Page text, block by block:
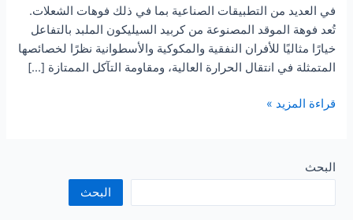
في العديد من التطبيقات الصناعية بما في ذلك فوهات الشعلات.
تُعد فوهة الموقد المصنوعة من كربيد السيليكون الملبد بالتفاعل
خيارًا مثاليًا للأفران النفقية والمكوكية والأسطوانية نظرًا لخصائصها
المتمثلة في انتقال الحرارة العالية، ومقاومة التآكل الممتازة [...]
مزايا
المصنوعة
من
قراءة المزيد »
البحث
البحث